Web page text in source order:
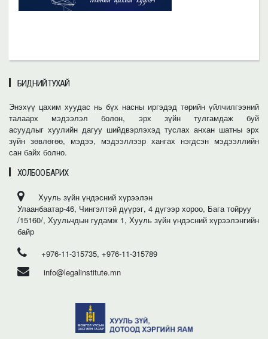
БИДНИЙ ТУХАЙ
Энэхүү цахим хуудас нь бүх насны иргэдэд төрийн үйлчилгээний
талаарх мэдээлэл болон, эрх зүйн тулгамдаж буй
асуудлыг хуулийн дагуу шийдвэрлэхэд туслах анхан шатны эрх
зүйн зөвлөгөө, мэдээ, мэдээллээр хангах нэгдсэн мэдээллийн
сан байх болно.
ХОЛБОО БАРИХ
Хууль зүйн үндэсний хүрээлэн
Улаанбаатар-46, Чингэлтэй дүүрэг, 4 дүгээр хороо, Бага тойруу
/15160/, Хуульчдын гудамж 1, Хууль зүйн үндэсний хүрээлэнгийн
байр
+976-11-315735, +976-11-315789
info@legalinstitute.mn